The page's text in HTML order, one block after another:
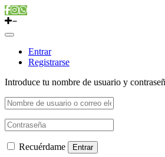
Entrar
Registrarse
Introduce tu nombre de usuario y
Recuérdame Entrar